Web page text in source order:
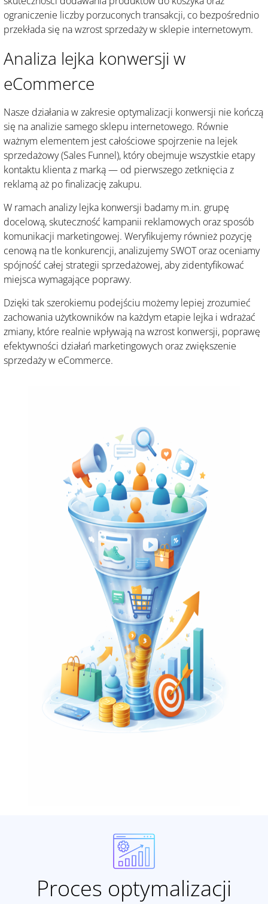
ograniczenie liczby porzuconych transakcji, co bezpośrednio
przekłada się na wzrost sprzedaży w sklepie internetowym.
Analiza lejka konwersji w
eCommerce
Nasze działania w zakresie optymalizacji konwersji nie kończą
się na analizie samego sklepu internetowego. Równie
ważnym elementem jest całościowe spojrzenie na lejek
sprzedażowy (Sales Funnel), który obejmuje wszystkie etapy
kontaktu klienta z marką — od pierwszego zetknięcia z
reklamą aż po finalizację zakupu.
W ramach analizy lejka konwersji badamy m.in. grupę
docelową, skuteczność kampanii reklamowych oraz sposób
komunikacji marketingowej. Weryfikujemy również pozycję
cenową na tle konkurencji, analizujemy SWOT oraz oceniamy
spójność całej strategii sprzedażowej, aby zidentyfikować
miejsca wymagające poprawy.
Dzięki tak szerokiemu podejściu możemy lepiej zrozumieć
zachowania użytkowników na każdym etapie lejka i wdrażać
zmiany, które realnie wpływają na wzrost konwersji, poprawę
efektywności działań marketingowych oraz zwiększenie
sprzedaży w eCommerce.
Proces optymalizacji